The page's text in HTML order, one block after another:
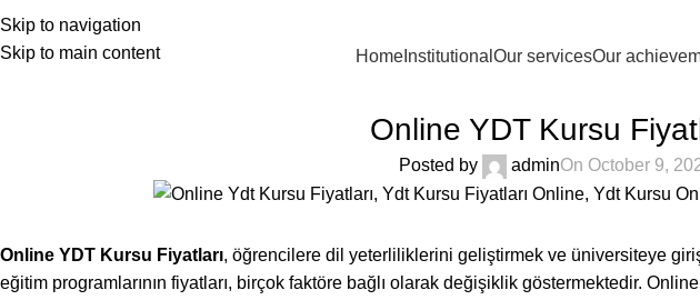
Skip to navigation
Skip to main content
546 902 59 98 | bilgi@vistaakademi.com
HomeInstitutional Our servicesOur
Online YDT Kursu
Posted by adminOn October 9,
Online YDT Kursu Fiyatları, öğrencilere dil yeterliliklerini geliştirmek ve üniversiteye
eğitim programlarının fiyatları, birçok faktöre bağlı olarak değişiklik göstermektedir.